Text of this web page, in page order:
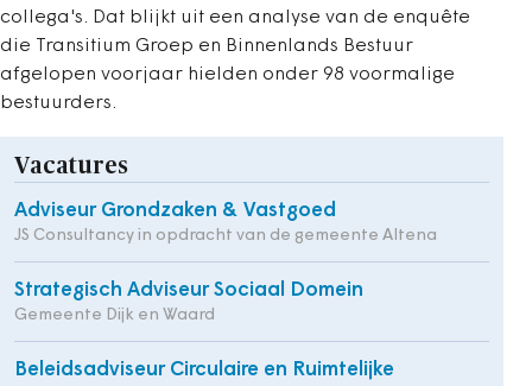
collega's. Dat blijkt uit een analyse van de enquête
die Transitium Groep en Binnenlands Bestuur
afgelopen voorjaar hielden onder 98 voormalige
bestuurders.
Vacatures
Adviseur Grondzaken & Vastgoed
JS Consultancy in opdracht van de gemeente Altena
Strategisch Adviseur Sociaal Domein
Gemeente Dijk en Waard
Beleidsadviseur Circulaire en Ruimtelijke